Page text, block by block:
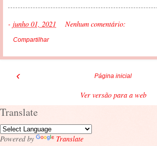
- junho 01, 2021 Nenhum comentário:
Compartilhar
‹ Página inicial
Ver versão para a web
Translate
Powered by Translate